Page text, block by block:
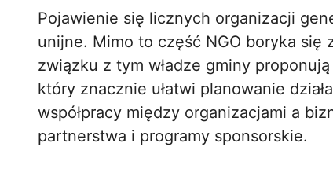
Pojawienie się licznych organizacji
unijne. Mimo to część NGO boryka
związku z tym władze gminy
który znacznie ułatwi planowanie
współpracy między organizacjami a
partnerstwa i programy sponsorskie.